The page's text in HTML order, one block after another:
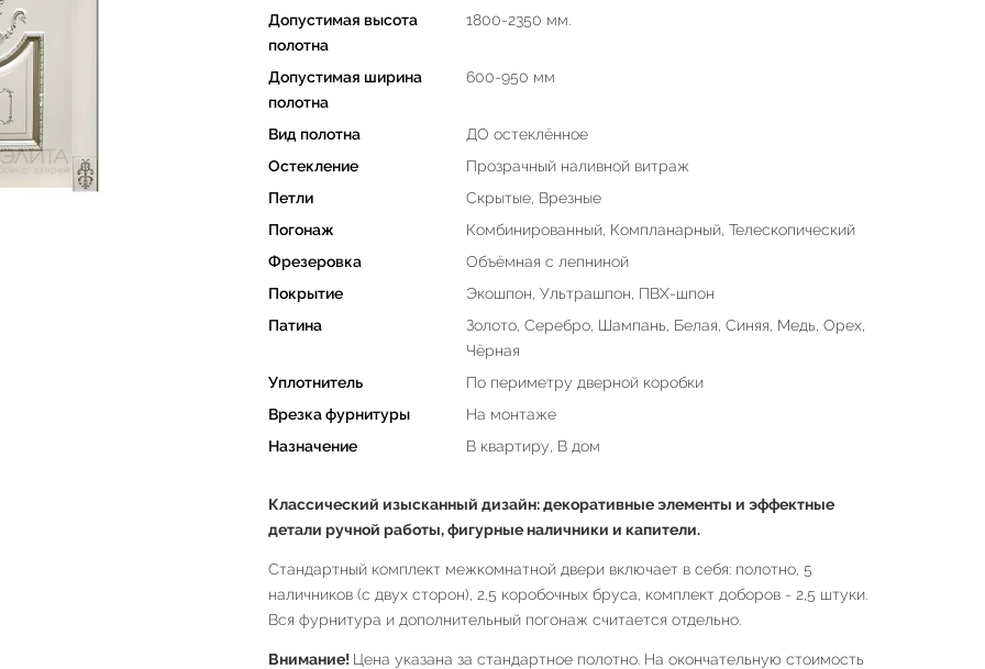
Допустимая высота
полотна
1800-2350 мм.
Допустимая ширина
полотна
600-950 мм
Вид полотна
ДО остеклённое
Остекление
Прозрачный наливной витраж
Петли
Скрытые, Врезные
Погонаж
Комбинированный, Компланарный, Телескопический
Фрезеровка
Объёмная с лепниной
Покрытие
Экошпон, Ультрашпон, ПВХ-шпон
Патина
Золото, Серебро, Шампань, Белая, Синяя, Медь, Орех,
Чёрная
Уплотнитель
По периметру дверной коробки
Врезка фурнитуры
На монтаже
Назначение
В квартиру, В дом
Классический изысканный дизайн: декоративные элементы и эффектные
детали ручной работы, фигурные наличники и капители.
Стандартный комплект межкомнатной двери включает в себя: полотно, 5
наличников (с двух сторон), 2,5 коробочных бруса, комплект доборов - 2,5 штуки.
Вся фурнитура и дополнительный погонаж считается отдельно.
Внимание! Цена указана за стандартное полотно. На окончательную стоимость